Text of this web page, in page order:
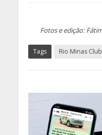
Fotos e edição:
Tags Rio Minas